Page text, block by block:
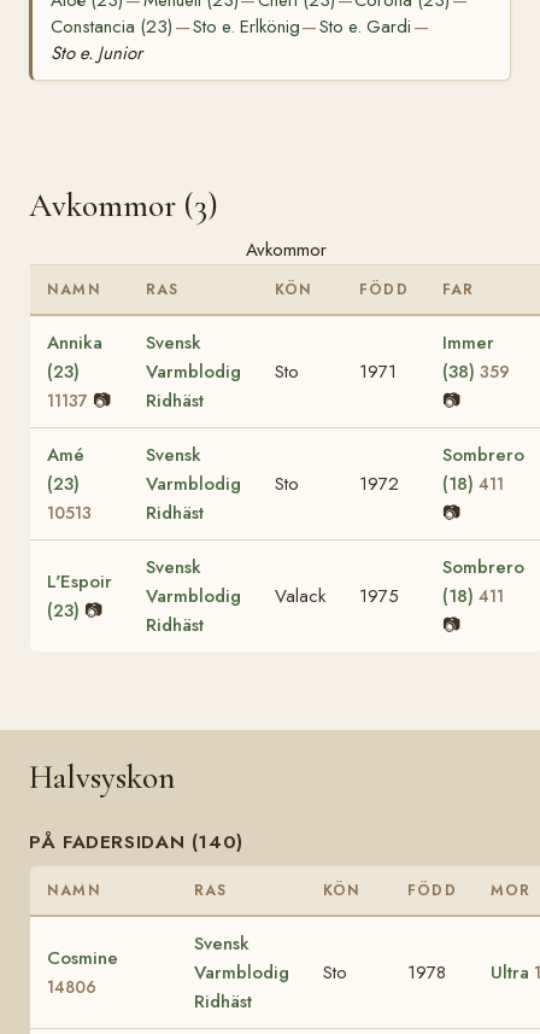
Constancia (23) —Sto e. Erlkönig—Sto e. Gardi —
Sto e. Junior
Avkommor (3)
Avkommor
NAMN RAS KÖN FÖDD FAR
Annika
(23)
11137 📷
Svensk
Varmblodig
Ridhäst
Sto 1971
Immer
(38) 359
📷
Amé
(23)
10513
Svensk
Varmblodig
Ridhäst
Sto 1972
Sombrero
(18) 411
📷
L'Espoir
(23) 📷
Svensk
Varmblodig
Ridhäst
Valack 1975
Sombrero
(18) 411
📷
Halvsyskon
PÅ FADERSIDAN (140)
NAMN RAS KÖN FÖDD MOR
Cosmine
14806
Svensk
Varmblodig
Ridhäst
Sto 1978 Ultra